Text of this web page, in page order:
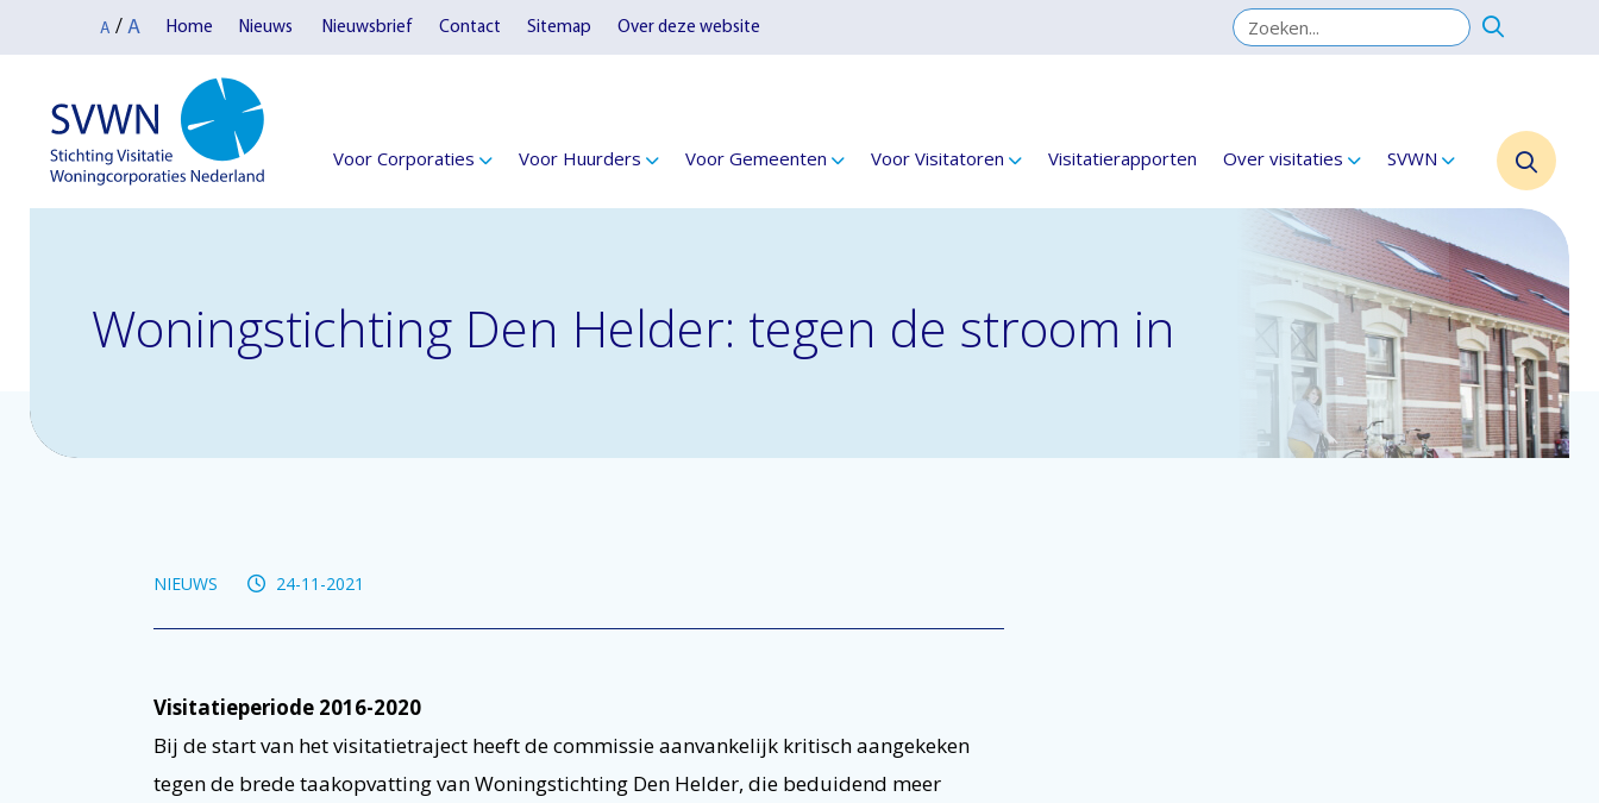
A / A Home Nieuws Nieuwsbrief Contact Sitemap Over deze website
Voor Corporaties Voor Huurders Voor Gemeenten Voor Visitatoren Visitatierapporten Over visitaties SVWN
Woningstichting Den Helder: tegen de stroom in
NIEUWS 24-11-2021
Visitatieperiode 2016-2020
Bij de start van het visitatietraject heeft de commissie aanvankelijk kritisch aangekeken
tegen de brede taakopvatting van Woningstichting Den Helder, die beduidend meer